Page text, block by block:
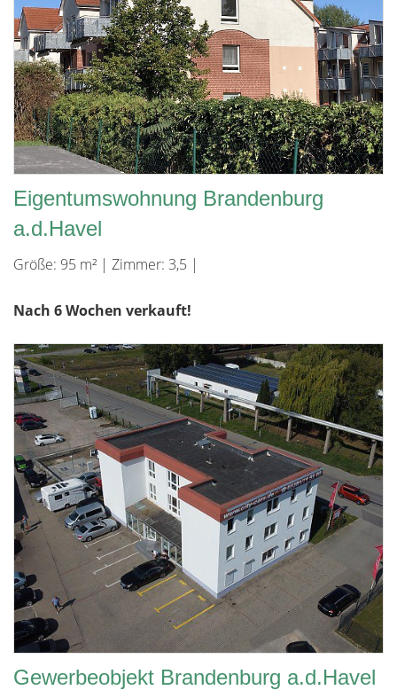
Eigentumswohnung Brandenburg
a.d.Havel
Größe: 95 m² | Zimmer: 3,5 |
Nach 6 Wochen verkauft!
Gewerbeobjekt Brandenburg a.d.Havel